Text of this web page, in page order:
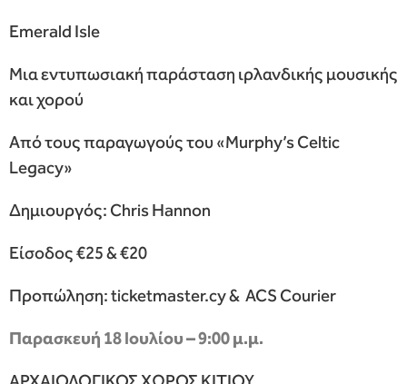
Emerald Isle
Μια εντυπωσιακή παράσταση ιρλανδικής μουσικής
και χορού
Από τους παραγωγούς του «Murphy’s Celtic
Legacy»
Δημιουργός: Chris Hannon
Είσοδος €25 & €20
Προπώληση: ticketmaster.cy & ACS Courier
Παρασκευή 18 Ιουλίου – 9:00 μ.μ.